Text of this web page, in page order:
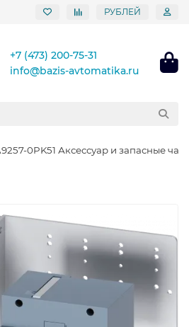
РУБЛЕЙ
+7 (473) 200-75-31
info@bazis-avtomatika.ru
0PK51 Аксессуар и запасные